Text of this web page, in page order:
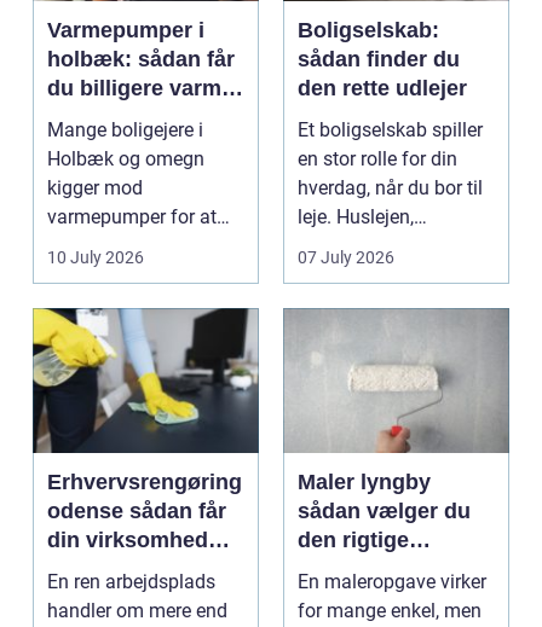
Varmepumper i
holbæk: sådan får
du billigere varme
og bedre
indeklima
Mange boligejere i
Holbæk og omegn
kigger mod
varmepumper for at
sænke
varmeregningen og få
et sunde...
10 July 2026
Boligselskab:
sådan finder du
den rette udlejer
Et boligselskab spiller
en stor rolle for din
hverdag, når du bor til
leje. Huslejen,
vedligeh...
07 July 2026
Erhvervsrengøring
odense sådan får
din virksomhed
mest værdi for
pengene
En ren arbejdsplads
handler om mere end
Maler lyngby
sådan vælger du
den rigtige
fagmand
En maleropgave virker
for mange enkel, men